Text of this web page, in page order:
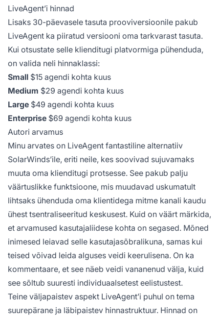
LiveAgent’i hinnad
Lisaks 30-päevasele tasuta prooviversioonile pakub
LiveAgent ka piiratud versiooni oma tarkvarast tasuta.
Kui otsustate selle klienditugi platvormiga pühenduda,
on valida neli hinnaklassi:
Small $15 agendi kohta kuus
Medium $29 agendi kohta kuus
Large $49 agendi kohta kuus
Enterprise $69 agendi kohta kuus
Autori arvamus
Minu arvates on LiveAgent fantastiline alternatiiv
SolarWinds’ile, eriti neile, kes soovivad sujuvamaks
muuta oma klienditugi protsesse. See pakub palju
väärtuslikke funktsioone, mis muudavad uskumatult
lihtsaks ühenduda oma klientidega mitme kanali kaudu
ühest tsentraliseeritud keskusest. Kuid on väärt märkida,
et arvamused kasutajaliidese kohta on segased. Mõned
inimesed leiavad selle kasutajasõbralikuna, samas kui
teised võivad leida alguses veidi keerulisena. On ka
kommentaare, et see näeb veidi vananenud välja, kuid
see sõltub suuresti individuaalsetest eelistustest.
Teine väljapaistev aspekt LiveAgent’i puhul on tema
suurepärane ja läbipaistev hinnastruktuur. Hinnad on